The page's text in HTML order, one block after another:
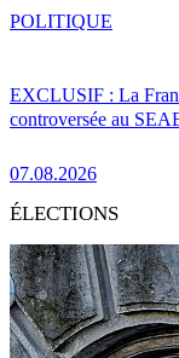
EXCLUSIF : La
controversée au
07.08.2026
POLITIQUE
ÉLECTIONS